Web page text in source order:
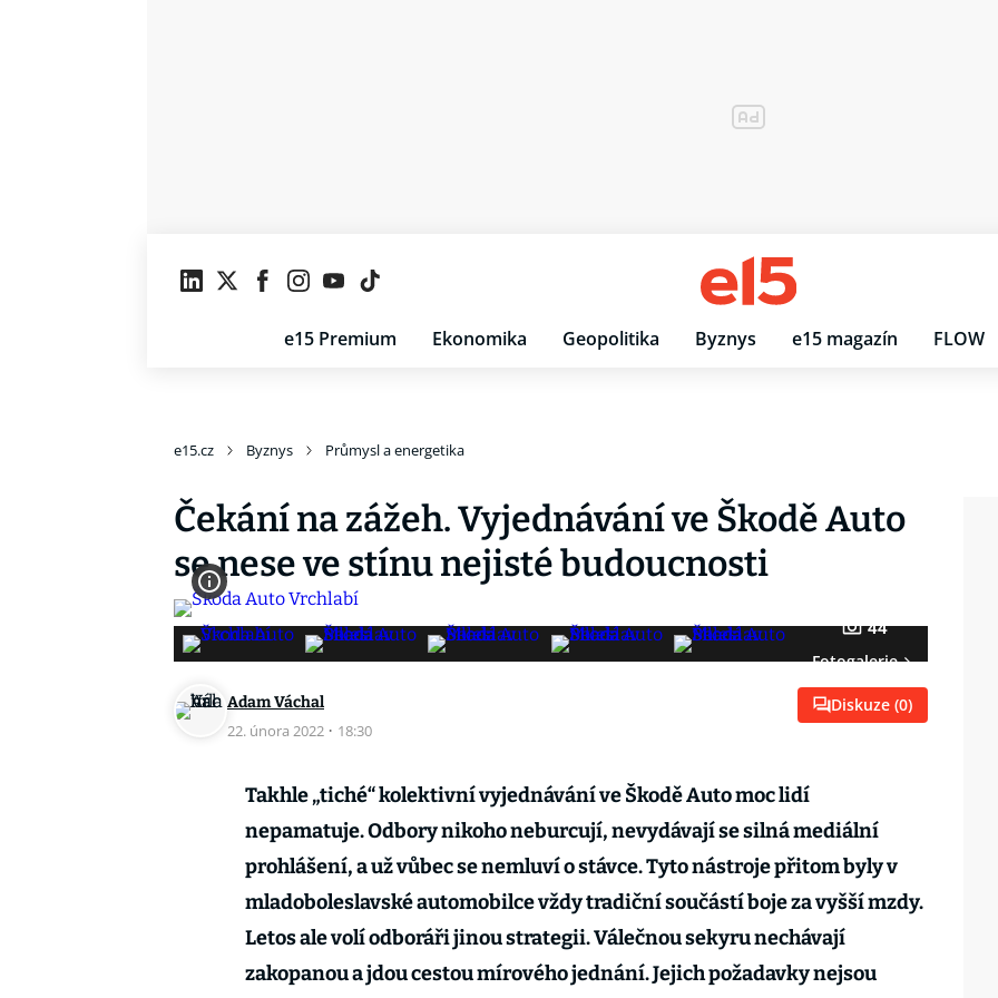
e15 Premium Ekonomika Geopolitika Byznys e15 magazín FLOW
e15.cz Byznys Průmysl a energetika
Čekání na zážeh. Vyjednávání ve Škodě Auto
se nese ve stínu nejisté budoucnosti
44
Fotogalerie
Adam Váchal
22. února 2022 · 18:30
Diskuze (0)
Takhle „tiché“ kolektivní vyjednávání ve Škodě Auto moc lidí
nepamatuje. Odbory nikoho neburcují, nevydávají se silná mediální
prohlášení, a už vůbec se nemluví o stávce. Tyto nástroje přitom byly v
mladoboleslavské automobilce vždy tradiční součástí boje za vyšší mzdy.
Letos ale volí odboráři jinou strategii. Válečnou sekyru nechávají
zakopanou a jdou cestou mírového jednání. Jejich požadavky nejsou